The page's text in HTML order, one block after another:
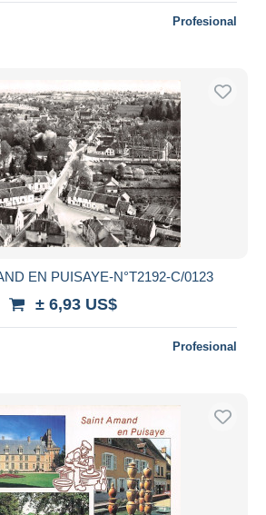
Profesional
EN PUISAYE-N°T2192-C/0123
± 6,93 US$
Profesional